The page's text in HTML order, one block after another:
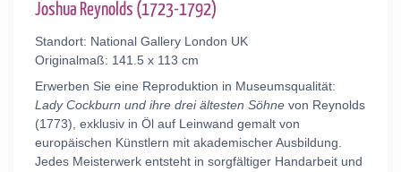
Joshua Reynolds (1723-1792)
Standort: National Gallery London UK
Originalmaß: 141.5 x 113 cm
Erwerben Sie eine Reproduktion in Museumsqualität:
Lady Cockburn und ihre drei ältesten Söhne von Reynolds
(1773), exklusiv in Öl auf Leinwand gemalt von
europäischen Künstlern mit akademischer Ausbildung.
Jedes Meisterwerk entsteht in sorgfältiger Handarbeit und